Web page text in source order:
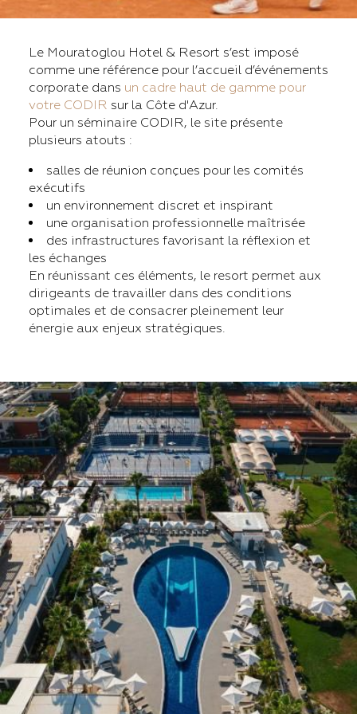
Le Mouratoglou Hotel & Resort s’est imposé
comme une référence pour l’accueil d’événements
corporate dans un cadre haut de gamme pour
votre CODIR sur la Côte d'Azur.
Pour un séminaire CODIR, le site présente
plusieurs atouts :
salles de réunion conçues pour les comités
exécutifs
un environnement discret et inspirant
une organisation professionnelle maîtrisée
des infrastructures favorisant la réflexion et
les échanges
En réunissant ces éléments, le resort permet aux
dirigeants de travailler dans des conditions
optimales et de consacrer pleinement leur
énergie aux enjeux stratégiques.